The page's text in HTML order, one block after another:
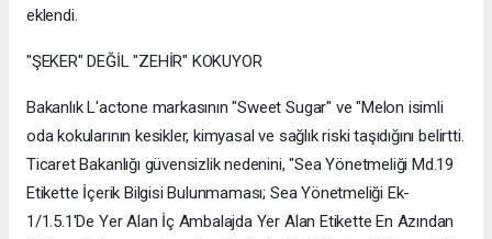
eklendi.
"ŞEKER" DEĞİL "ZEHİR" KOKUYOR
Bakanlık L'actone markasının "Sweet Sugar" ve "Melon isimli
oda kokularının kesikler, kimyasal ve sağlık riski taşıdığını belirtti.
Ticaret Bakanlığı güvensizlik nedenini, "Sea Yönetmeliği Md.19
Etikette İçerik Bilgisi Bulunmaması; Sea Yönetmeliği Ek-
1/1.5.1'De Yer Alan İç Ambalajda Yer Alan Etikette En Azından